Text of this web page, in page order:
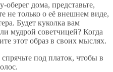
дома, представьте,
не только о её внешнем виде,
Будет куколка вам
мудрой советчицей? Когда
этот образ в своих мыслях.
под платок, чтобы в